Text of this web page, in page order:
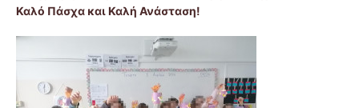
Καλό Πάσχα και Καλή Ανάσταση!